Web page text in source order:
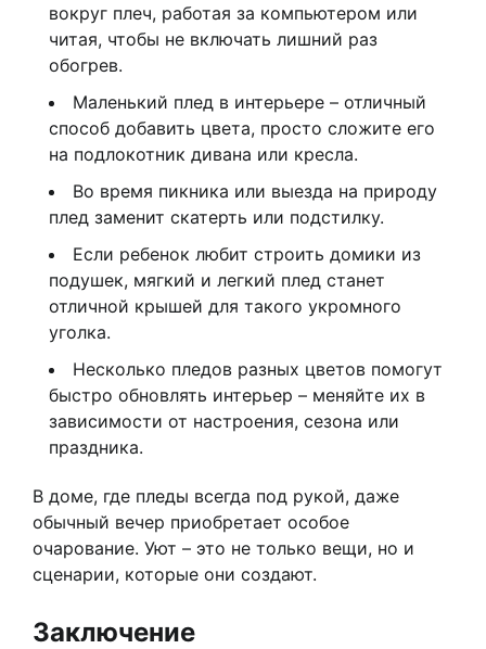
вокруг плеч, работая за компьютером или
читая, чтобы не включать лишний раз
обогрев.
Маленький плед в интерьере – отличный
способ добавить цвета, просто сложите его
на подлокотник дивана или кресла.
Во время пикника или выезда на природу
плед заменит скатерть или подстилку.
Если ребенок любит строить домики из
подушек, мягкий и легкий плед станет
отличной крышей для такого укромного
уголка.
Несколько пледов разных цветов помогут
быстро обновлять интерьер – меняйте их в
зависимости от настроения, сезона или
праздника.
В доме, где пледы всегда под рукой, даже
обычный вечер приобретает особое
очарование. Уют – это не только вещи, но и
сценарии, которые они создают.
Заключение